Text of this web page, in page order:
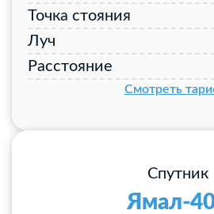
Точка стояния
Луч
Расстояние
Смотреть
Спутник
Ямал-